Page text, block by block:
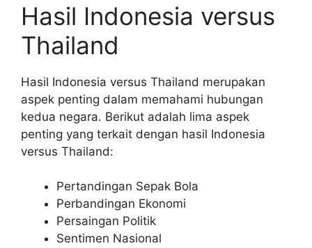
Hasil Indonesia versus
Thailand
Hasil Indonesia versus Thailand merupakan
aspek penting dalam memahami hubungan
kedua negara. Berikut adalah lima aspek
penting yang terkait dengan hasil Indonesia
versus Thailand:
Pertandingan Sepak Bola
Perbandingan Ekonomi
Persaingan Politik
Sentimen Nasional